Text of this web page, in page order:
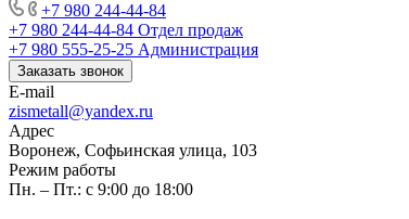
+7 980 244-44-84
+7 980 244-44-84 Отдел продаж
+7 980 555-25-25 Администрация
Заказать звонок
E-mail
zismetall@yandex.ru
Адрес
Воронеж, Софьинская улица, 103
Режим работы
Пн. – Пт.: с 9:00 до 18:00